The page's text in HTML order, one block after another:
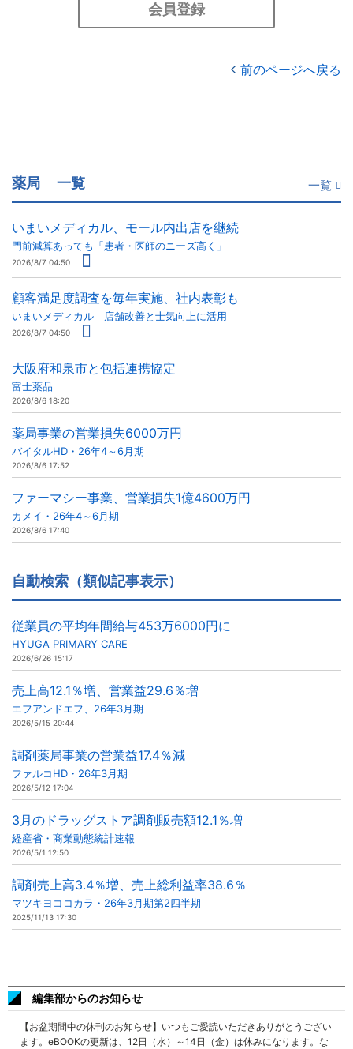
会員登録
前のページへ戻る
薬局 一覧 一覧
いまいメディカル、モール内出店を継続
門前減算あっても「患者・医師のニーズ高く」
2026/8/7 04:50
顧客満足度調査を毎年実施、社内表彰も
いまいメディカル 店舗改善と士気向上に活用
2026/8/7 04:50
大阪府和泉市と包括連携協定
富士薬品
2026/8/6 18:20
薬局事業の営業損失6000万円
バイタルHD・26年4～6月期
2026/8/6 17:52
ファーマシー事業、営業損失1億4600万円
カメイ・26年4～6月期
2026/8/6 17:40
自動検索（類似記事表示）
従業員の平均年間給与453万6000円に
HYUGA PRIMARY CARE
2026/6/26 15:17
売上高12.1％増、営業益29.6％増
エフアンドエフ、26年3月期
2026/5/15 20:44
調剤薬局事業の営業益17.4％減
ファルコHD・26年3月期
2026/5/12 17:04
3月のドラッグストア調剤販売額12.1％増
経産省・商業動態統計速報
2026/5/1 12:50
調剤売上高3.4％増、売上総利益率38.6％
マツキヨココカラ・26年3月期第2四半期
2025/11/13 17:30
編集部からのお知らせ
【お盆期間中の休刊のお知らせ】いつもご愛読いただきありがとうござい
ます。eBOOKの更新は、12日（水）～14日（金）は休みになります。な